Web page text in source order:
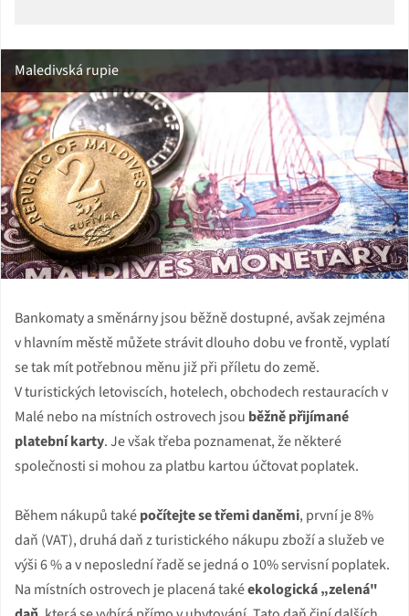
Maledivská rupie
Bankomaty a směnárny jsou běžně dostupné, avšak zejména
v hlavním městě můžete strávit dlouho dobu ve frontě, vyplatí
se tak mít potřebnou měnu již při příletu do země.
V turistických letoviscích, hotelech, obchodech restauracích v
Malé nebo na místních ostrovech jsou běžně přijímané
platební karty. Je však třeba poznamenat, že některé
společnosti si mohou za platbu kartou účtovat poplatek.
Během nákupů taképočítejte se třemi daněmi, první je 8%
daň (VAT), druhá daň z turistického nákupu zboží a služeb ve
výši 6 % a v neposlední řadě se jedná o 10% servisní poplatek.
Na místních ostrovech je placená takéekologická „zelená"